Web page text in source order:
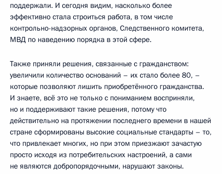
поддержали. И сегодня видим, насколько более
эффективно стала строиться работа, в том числе
контрольно-надзорных органов, Следственного комитета,
МВД по наведению порядка в этой сфере.
Также приняли решения, связанные с гражданством:
увеличили количество оснований – их стало более 80, –
которые позволяют лишить приобретённого гражданства.
И знаете, всё это не только с пониманием восприняли,
но и поддерживают такие решения, потому что
действительно на протяжении последнего времени в нашей
стране сформированы высокие социальные стандарты – то,
что привлекает многих, но при этом приезжают зачастую
просто исходя из потребительских настроений, а сами
не являются добропорядочными, нарушают законы.